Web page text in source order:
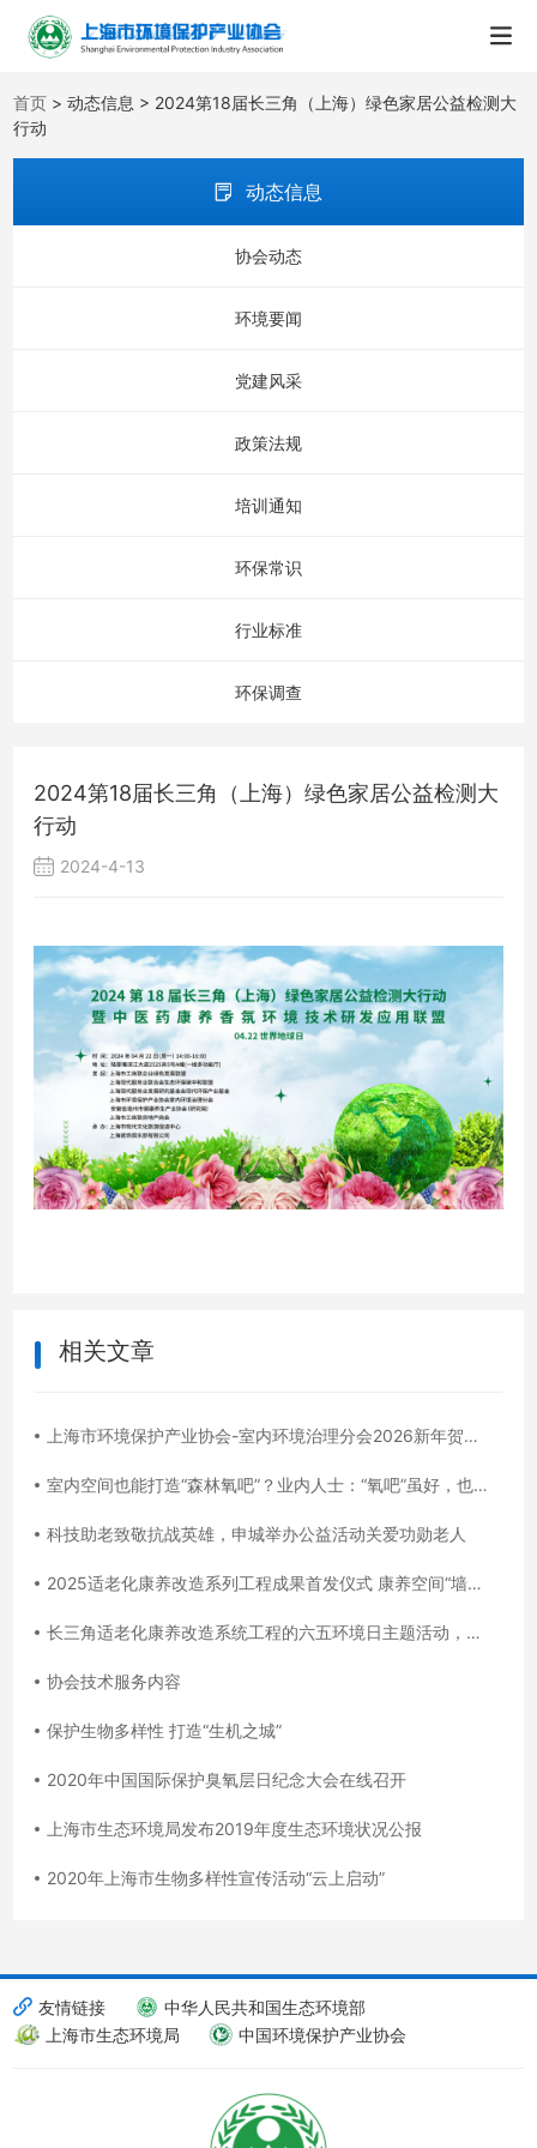
首页 > 动态信息 > 2024第18届长三角（上海）绿色家居公益检测大
行动
动态信息
协会动态
环境要闻
党建风采
政策法规
培训通知
环保常识
行业标准
环保调查
2024第18届长三角（上海）绿色家居公益检测大
行动
2024-4-13
相关文章
上海市环境保护产业协会-室内环境治理分会2026新年贺词 “净”启丙午新程，“治”愈美好生活
室内空间也能打造“森林氧吧”？业内人士：“氧吧”虽好，也需良好睡眠习惯配合
科技助老致敬抗战英雄，申城举办公益活动关爱功勋老人
2025适老化康养改造系列工程成果首发仪式 康养空间“墙面氧吧”&空气净化器慈善捐赠
长三角适老化康养改造系统工程的六五环境日主题活动，再度创下最受人民群众热切关注的头版头条
协会技术服务内容
保护生物多样性 打造“生机之城”
2020年中国国际保护臭氧层日纪念大会在线召开
上海市生态环境局发布2019年度生态环境状况公报
2020年上海市生物多样性宣传活动“云上启动”
友情链接
中华人民共和国生态环境部
上海市生态环境局
中国环境保护产业协会